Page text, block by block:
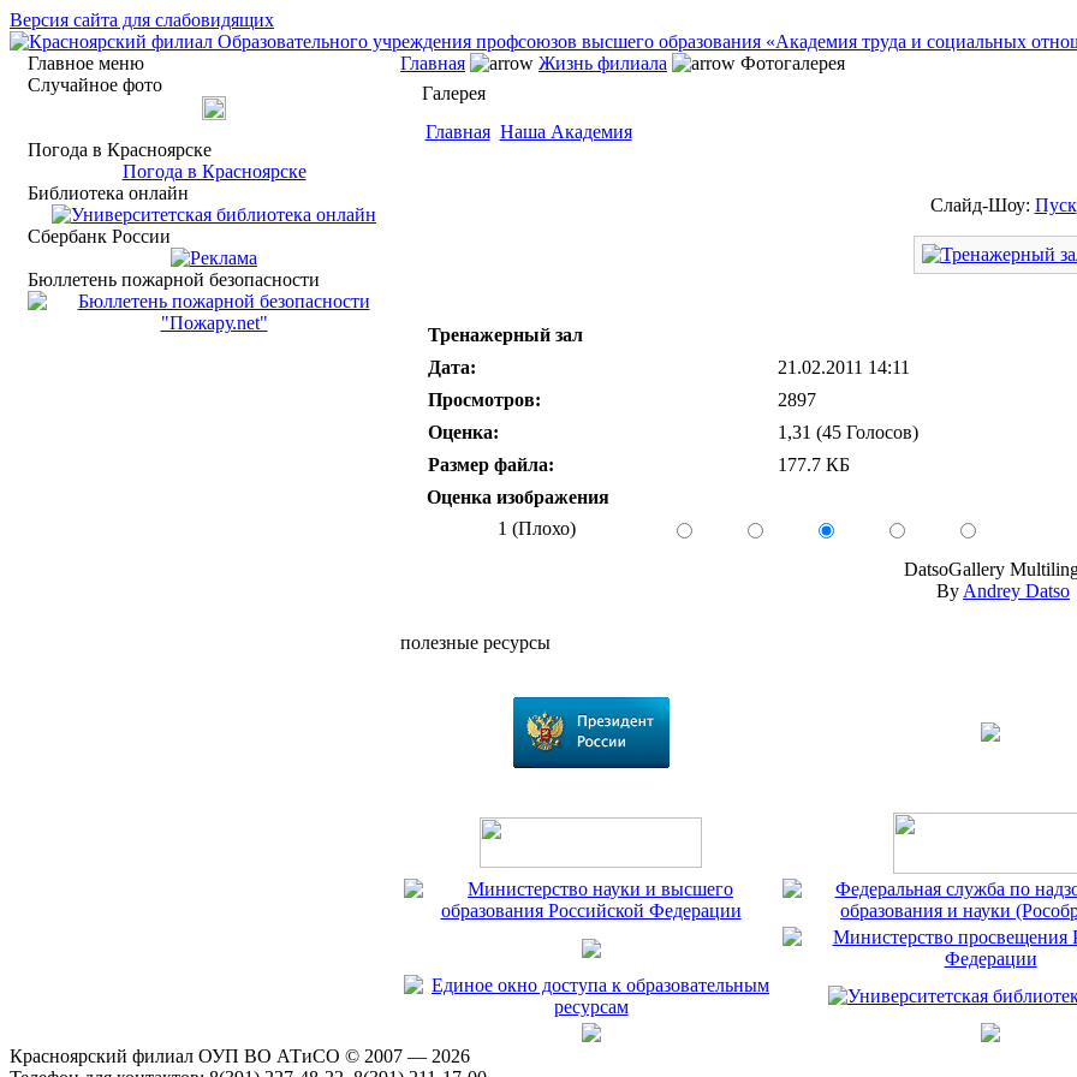
Версия сайта для слабовидящих
Главное меню
Случайное фото
Погода в Красноярске
Погода в Красноярске
Библиотека онлайн
Сбербанк России
Бюллетень пожарной безопасности
Главная Жизнь филиала
Фотогалерея
Галерея
Главная Наша Академия
Слайд-Шоу: Пуск
Тренажерный зал
Дата:
21.02.2011 14:11
Просмотров:
2897
Оценка:
1,31 (45 Голосов)
Размер файла:
177.7 КБ
Оценка изображения
1 (Плохо)
DatsoGallery
By Andrey Datso
полезные ресурсы
Красноярский филиал ОУП ВО АТиСО © 2007 — 2026